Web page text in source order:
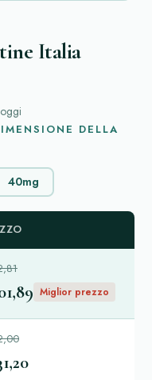
Italia
DELLA
40mg
Miglior prezzo